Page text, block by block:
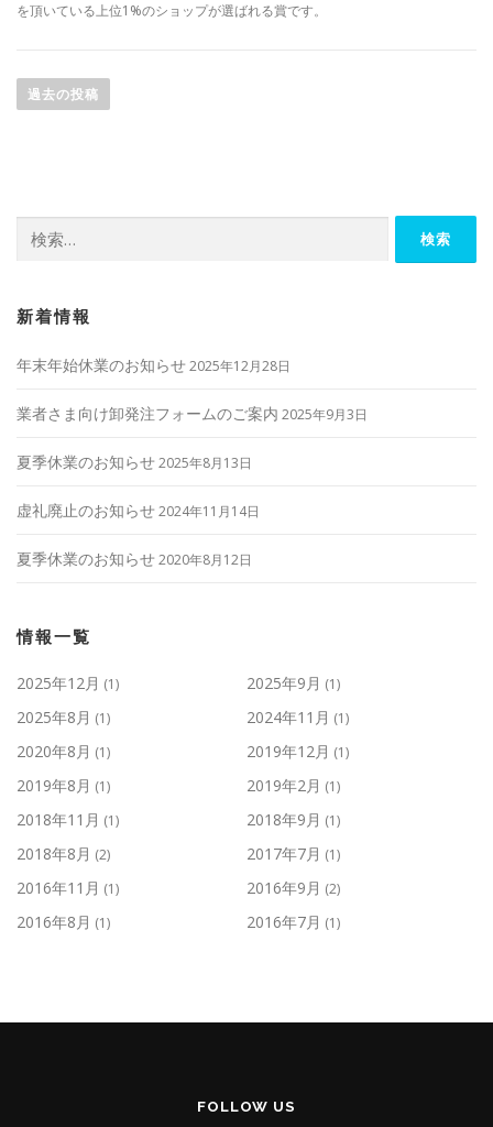
を頂いている上位1%のショップが選ばれる賞です。
稿
シ
過去の投稿
索:
新着情報
年末年始休業のお知らせ2025年12月28日
業者さま向け卸発注フォームのご案内 2025年9月3日
夏季休業のお知らせ2025年8月13日
虚礼廃止のお知らせ2024年11月14日
夏季休業のお知らせ2020年8月12日
情報一覧
2025年12月 (1) 2025年9月 (1)
2025年8月 (1) 2024年11月 (1)
2020年8月 (1) 2019年12月 (1)
2019年8月 (1) 2019年2月 (1)
2018年11月 (1) 2018年9月 (1)
2018年8月 (2) 2017年7月 (1)
2016年11月 (1) 2016年9月 (2)
2016年8月 (1) 2016年7月 (1)
FOLLOW US